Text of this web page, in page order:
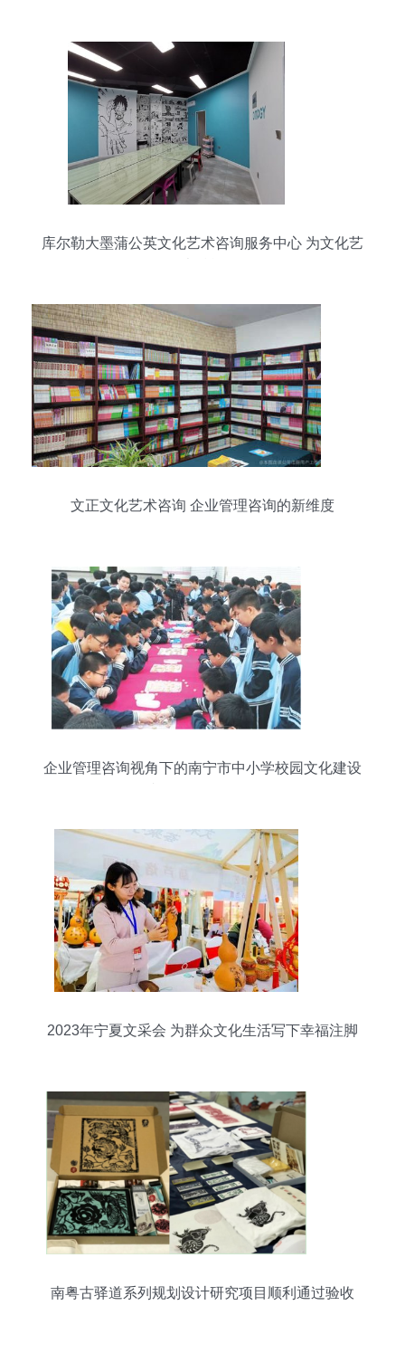
库尔勒大墨蒲公英文化艺术咨询服务中心 为文化艺
文正文化艺术咨询 企业管理咨询的新维度
企业管理咨询视角下的南宁市中小学校园文化建设
2023年宁夏文采会 为群众文化生活写下幸福注脚
南粤古驿道系列规划设计研究项目顺利通过验收